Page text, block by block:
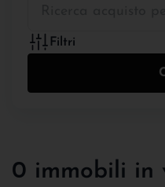
Filtri
0 immobili in